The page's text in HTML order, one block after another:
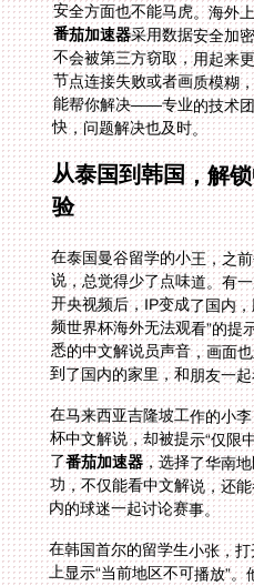
安全方面也不能马虎。海外
番茄加速器采用数据安全加
不会被第三方窃取，
节点连接失败或者画质模糊，
快，问题解决也及时。
从泰国到韩国，解
验
在泰国曼谷留学的小王，之
说，总觉得少了点味道。有
到了国内的家里，和朋友一
在马来西亚吉隆坡工作的小
杯中文解说，却被提示“仅限
了番茄加速器，选择了华南
功，不仅能看中文
内的球迷一起讨论赛事。
在韩国首尔的留学生小张，
上显示“当前地区不可播放”。